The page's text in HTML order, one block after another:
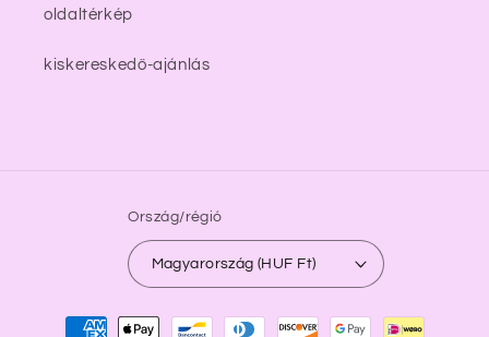
oldaltérkép
kiskereskedő-ajánlás
Ország/régió
Magyarország (HUF Ft)
Fizetési